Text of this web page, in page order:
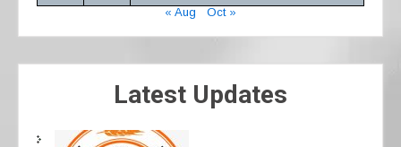
« Aug
Oct »
Latest Updates